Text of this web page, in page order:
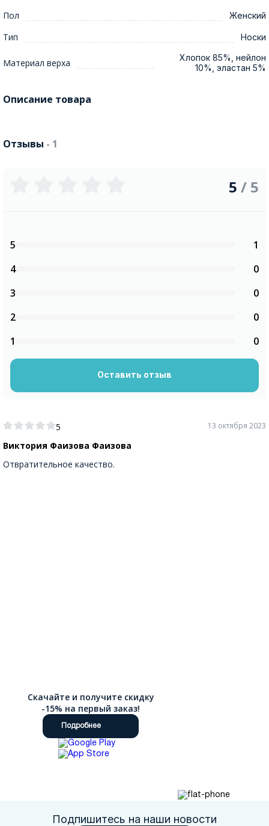
Пол Женский
Тип Носки
Материал верха
Хлопок 85%, нейлон
10%, эластан 5%
Описание товара
Отзывы - 1
5
Виктория Фаизова Фаизова
13 октября 2023
Отвратительное качество.
5 / 5
5
1
4
0
3
0
2
0
1
0
Оставить отзыв
Скачайте и получите скидку
-15% на первый заказ!
Подробнее
Подпишитесь на наши новости